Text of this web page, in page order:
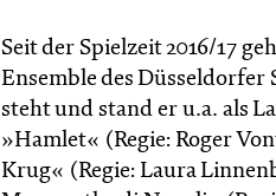
Seit der Spielzeit 2016/17
Ensemble des Düsseldorfer
steht und stand er u.a. als
»Hamlet« (Regie: Roger
Krug« (Regie: Laura